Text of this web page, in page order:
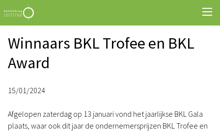
Winnaars BKL Trofee en BKL
Award
15/01/2024
Afgelopen zaterdag op 13 januari vond het jaarlijkse BKL Gala
plaats, waar ook dit jaar de ondernemersprijzen BKL Trofee en